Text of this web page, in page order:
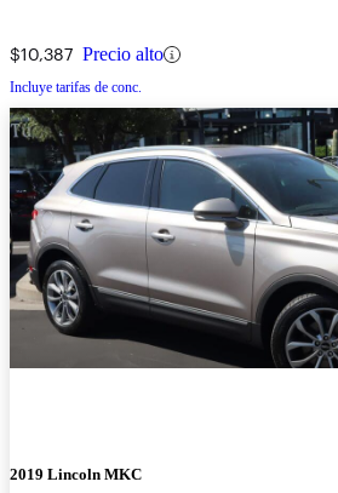
$10,387 Precio alto
Incluye tarifas de conc.
2019 Lincoln MKC